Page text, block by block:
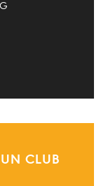
UN CLUB